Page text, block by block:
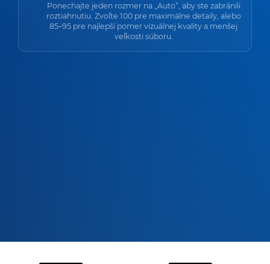
Ponechajte jeden rozmer na „Auto“, aby ste zabránili
roztiahnutiu. Zvoľte 100 pre maximálne detaily, alebo
85–95 pre najlepší pomer vizuálnej kvality a menšej
veľkosti súboru.